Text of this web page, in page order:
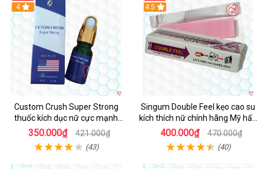
4
Custom Crush Super Strong
thuốc kích dục nữ cực mạnh
dạng nước chính hãng Mỹ
350.000₫ 421.000₫
(43)
4.5
Singum Double Feel kẹo cao su
kích thích nữ chính hãng Mỹ hấp
dẫn
400.000₫ 470.000₫
(40)